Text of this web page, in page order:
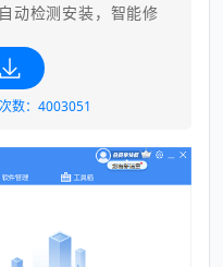
动检测安装，智能修
数：4003051